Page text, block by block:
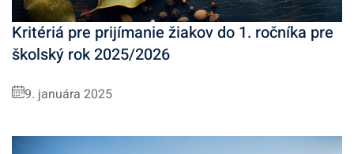
Kritériá pre prijímanie žiakov do 1. ročníka pre
školský rok 2025/2026
9. januára 2025